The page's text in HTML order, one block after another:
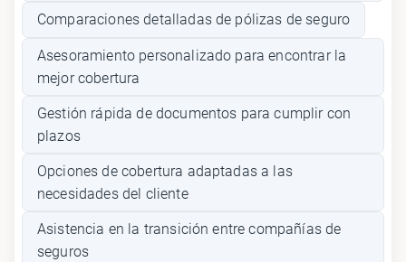
Comparaciones detalladas de pólizas de seguro
Asesoramiento personalizado para encontrar la
mejor cobertura
Gestión rápida de documentos para cumplir con
plazos
Opciones de cobertura adaptadas a las
necesidades del cliente
Asistencia en la transición entre compañías de
seguros